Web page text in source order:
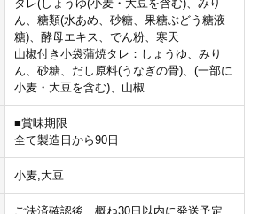
タレ(しょうゆ(小麦・大豆を含む)、みり
ん、糖類(水あめ、砂糖、果糖ぶどう糖液
糖)、酵母エキス、でん粉、寒天
山椒付き小袋蒲焼タレ：しょうゆ、みり
ん、砂糖、だし原料(うなぎの骨)、(一部に
小麦・大豆を含む)、山椒
■賞味期限
全て製造日から90日
小麦,大豆
ご決済確認後、概ね30日以内に発送予定